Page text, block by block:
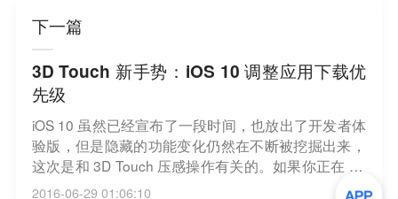
下一篇
3D Touch 新手势：iOS 10 调整应用下载优
先级
iOS 10 虽然已经宣布了一段时间，也放出了开发者体
验版，但是隐藏的功能变化仍然在不断被挖掘出来，
这次是和 3D Touch 压感操作有关的。如果你正在 Ap
p Store 商店里下载多个应用，突然发现急需使用其中
2016-06-29 01:06:10